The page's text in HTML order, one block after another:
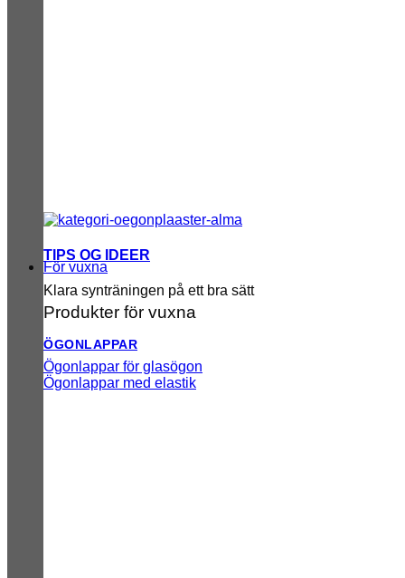
TIPS OG IDEER
Klara synträningen på ett bra sätt
För vuxna
Produkter för vuxna
ÖGONLAPPAR
Ögonlappar för glasögon
Ögonlappar med elastik